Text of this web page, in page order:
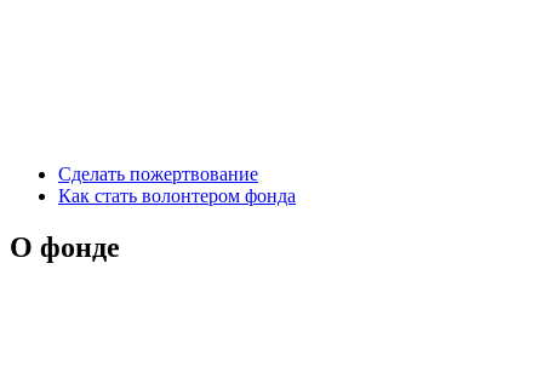
Сделать пожертвование
Как стать волонтером фонда
О фонде